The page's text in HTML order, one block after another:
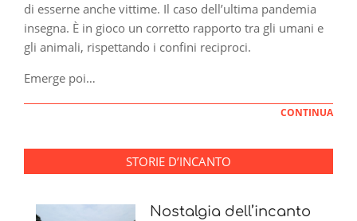
di esserne anche vittime. Il caso dell’ultima pandemia
insegna. È in gioco un corretto rapporto tra gli umani e
gli animali, rispettando i confini reciproci.
Emerge poi…
CONTINUA
STORIE D’INCANTO
Nostalgia dell’incanto